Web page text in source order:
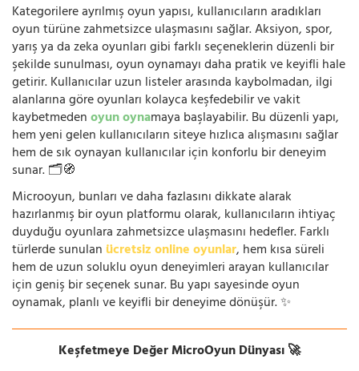
Kategorilere ayrılmış oyun yapısı, kullanıcıların aradıkları
oyun türüne zahmetsizce ulaşmasını sağlar. Aksiyon, spor,
yarış ya da zeka oyunları gibi farklı seçeneklerin düzenli bir
şekilde sunulması, oyun oynamayı daha pratik ve keyifli hale
getirir. Kullanıcılar uzun listeler arasında kaybolmadan, ilgi
alanlarına göre oyunları kolayca keşfedebilir ve vakit
kaybetmedenoyun oynamaya başlayabilir. Bu düzenli yapı,
hem yeni gelen kullanıcıların siteye hızlıca alışmasını sağlar
hem de sık oynayan kullanıcılar için konforlu bir deneyim
sunar. 🗂️🧭
Microoyun, bunları ve daha fazlasını dikkate alarak
hazırlanmış bir oyun platformu olarak, kullanıcıların ihtiyaç
duyduğu oyunlara zahmetsizce ulaşmasını hedefler. Farklı
türlerde sunulan ücretsiz online oyunlar, hem kısa süreli
hem de uzun soluklu oyun deneyimleri arayan kullanıcılar
için geniş bir seçenek sunar. Bu yapı sayesinde oyun
oynamak, planlı ve keyifli bir deneyime dönüşür. ✨
Keşfetmeye Değer MicroOyun Dünyası 🚀